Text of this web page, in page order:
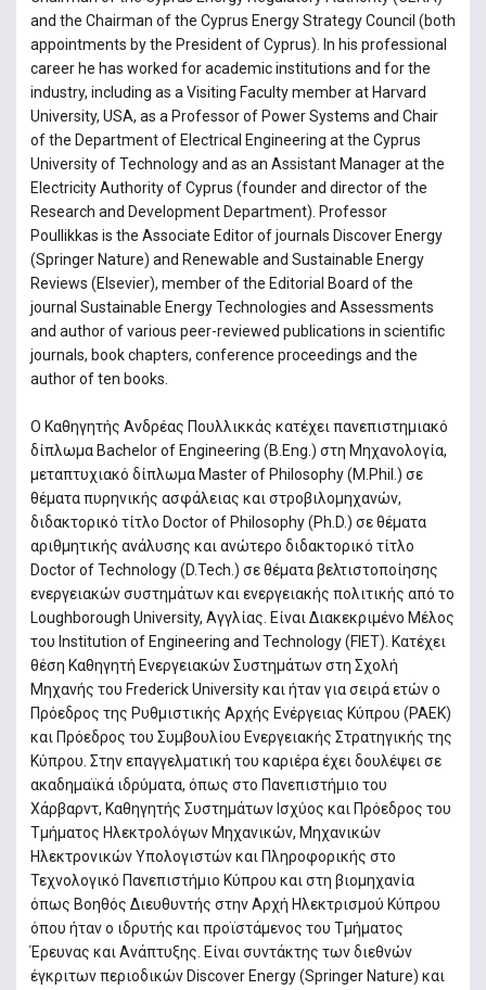
and the Chairman of the Cyprus Energy Strategy Council (both
appointments by the President of Cyprus). In his professional
career he has worked for academic institutions and for the
industry, including as a Visiting Faculty member at Harvard
University, USA, as a Professor of Power Systems and Chair
of the Department of Electrical Engineering at the Cyprus
University of Technology and as an Assistant Manager at the
Electricity Authority of Cyprus (founder and director of the
Research and Development Department). Professor
Poullikkas is the Associate Editor of journals Discover Energy
(Springer Nature) and Renewable and Sustainable Energy
Reviews (Elsevier), member of the Editorial Board of the
journal Sustainable Energy Technologies and Assessments
and author of various peer-reviewed publications in scientific
journals, book chapters, conference proceedings and the
author of ten books.
Ο Καθηγητής Ανδρέας Πουλλικκάς κατέχει πανεπιστημιακό
δίπλωμα Bachelor of Engineering (B.Eng.) στη Μηχανολογία,
μεταπτυχιακό δίπλωμα Master of Philosophy (M.Phil.) σε
θέματα πυρηνικής ασφάλειας και στροβιλοµηχανών,
διδακτορικό τίτλο Doctor of Philosophy (Ph.D.) σε θέματα
αριθμητικής ανάλυσης και ανώτερο διδακτορικό τίτλο
Doctor of Technology (D.Tech.) σε θέματα βελτιστοποίησης
ενεργειακών συστημάτων και ενεργειακής πολιτικής από το
Loughborough University, Αγγλίας. Είναι Διακεκριμένο Μέλος
του Institution of Engineering and Technology (FIET). Κατέχει
θέση Καθηγητή Ενεργειακών Συστημάτων στη Σχολή
Μηχανής του Frederick University και ήταν για σειρά ετών ο
Πρόεδρος της Ρυθμιστικής Αρχής Ενέργειας Κύπρου (ΡΑΕΚ)
και Πρόεδρος του Συμβουλίου Ενεργειακής Στρατηγικής της
Κύπρου. Στην επαγγελματική του καριέρα έχει δουλέψει σε
ακαδημαϊκά ιδρύματα, όπως στο Πανεπιστήμιο του
Χάρβαρντ, Καθηγητής Συστημάτων Ισχύος και Πρόεδρος του
Τμήματος Ηλεκτρολόγων Μηχανικών, Μηχανικών
Ηλεκτρονικών Υπολογιστών και Πληροφορικής στο
Τεχνολογικό Πανεπιστήμιο Κύπρου και στη βιομηχανία
όπως Βοηθός Διευθυντής στην Αρχή Ηλεκτρισμού Κύπρου
όπου ήταν ο ιδρυτής και προϊστάμενος του Τμήματος
Έρευνας και Ανάπτυξης. Είναι συντάκτης των διεθνών
έγκριτων περιοδικών Discover Energy (Springer Nature) και